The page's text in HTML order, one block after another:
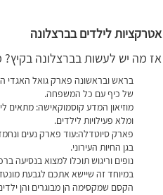
אטרקציות לילדים בברצלונה
אז מה יש לעשות בברצלונה
בראש ובראשונה פארק גואל האגדי
של כיף עם כל המשפחה.
מוזיאון המדע קוסמוקאישה: מתאים
ומלא פעילויות לילדים.
פארק סיוטדלה:עוד פארק נעים
בגן החיות העירוני.
נופים וריגוש תוכלו למצוא בנסיעה
במיוחד זה שיישא אתכם לגבעת
הקסם שמקסימה הן מבוגרים והן